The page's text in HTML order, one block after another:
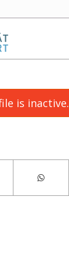
is inactive.